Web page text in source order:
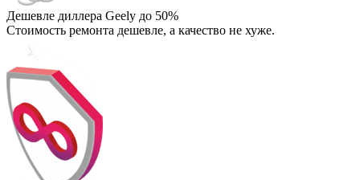
Дешевле диллера Geely до 50%
Стоимость ремонта дешевле, а качество не хуже.